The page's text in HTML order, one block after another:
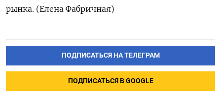
рынка. (Елена Фабричная)
ПОДПИСАТЬСЯ НА ТЕЛЕГРАМ
ПОДПИСАТЬСЯ В GOOGLE